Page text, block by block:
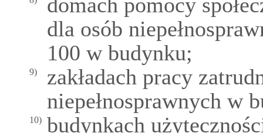
dla osób
100 w budynku;
9)
zakładach pracy
niepełnosprawnych w
10) budynkach